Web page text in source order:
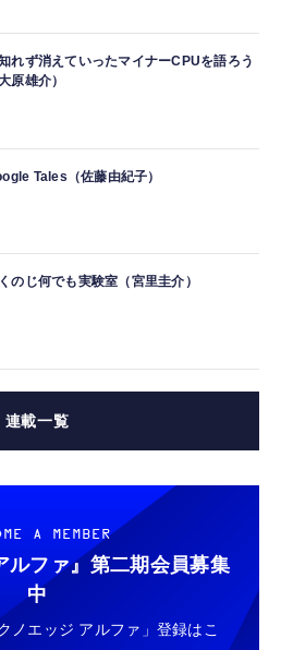
れず消えていったマイナーCPUを語ろう
大原雄介）
Tales（佐藤由紀子）
のじ何でも実験室（宮里圭介）
連載一覧
A MEMBER
ルファ』 第二期会員募集
中
ノエッジ アルファ」登録はこ